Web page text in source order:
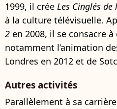
1999, il crée Les Cinglés de
à la culture télévisuelle.
2 en 2008, il se consacre
notamment l’animation
Londres en 2012 et de
Autres activités
Parallèlement à sa